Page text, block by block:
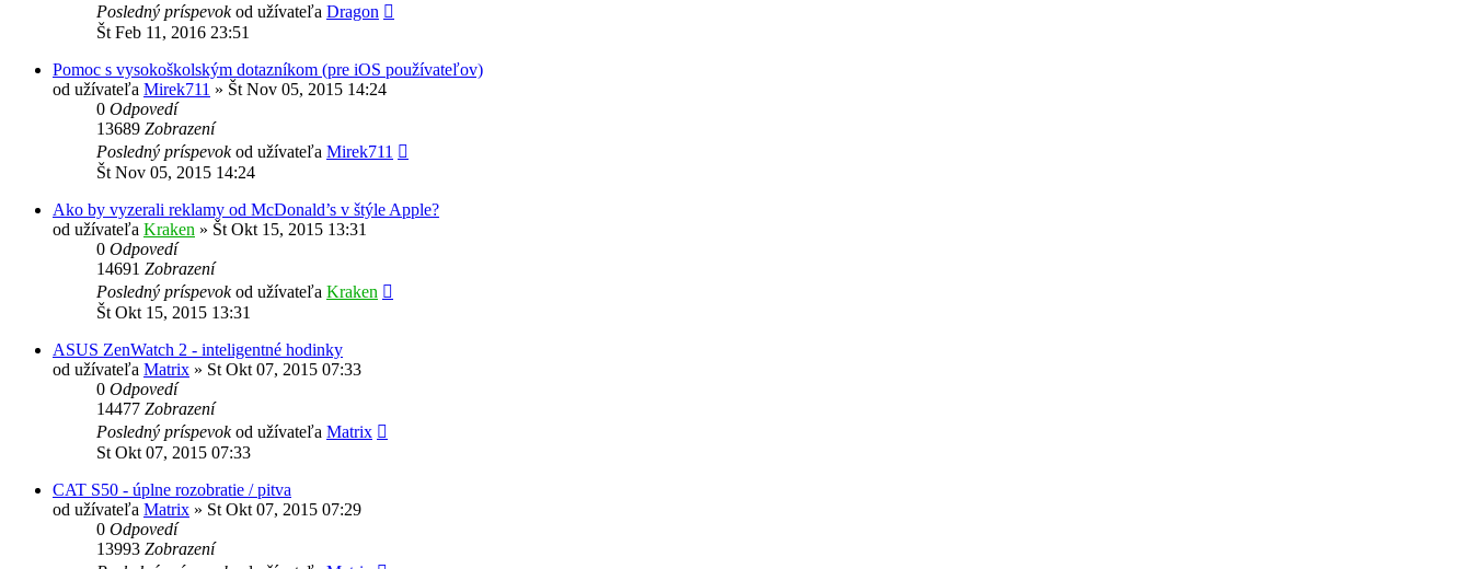
Posledný príspevokod užívateľa Dragon
Št Feb 11, 2016 23:51
Pomoc s vysokoškolským dotazníkom (pre iOS používateľov)
od užívateľa Mirek711 » Št Nov 05, 2015 14:24
0 Odpovedí
13689 Zobrazení
Posledný príspevokod užívateľa Mirek711
Št Nov 05, 2015 14:24
Ako by vyzerali reklamy od McDonald’s v štýle Apple?
od užívateľa Kraken » Št Okt 15, 2015 13:31
0 Odpovedí
14691 Zobrazení
Posledný príspevokod užívateľa Kraken
Št Okt 15, 2015 13:31
ASUS ZenWatch 2 - inteligentné hodinky
od užívateľa Matrix » St Okt 07, 2015 07:33
0 Odpovedí
14477 Zobrazení
Posledný príspevokod užívateľa Matrix
St Okt 07, 2015 07:33
CAT S50 - úplne rozobratie / pitva
od užívateľa Matrix » St Okt 07, 2015 07:29
0 Odpovedí
13993 Zobrazení